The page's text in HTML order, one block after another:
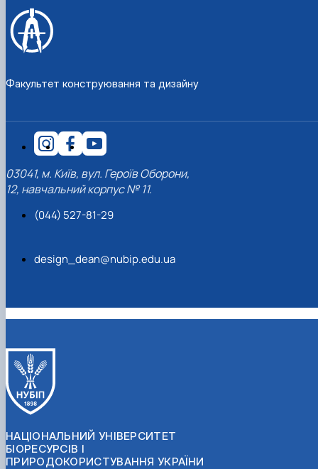
Факультет конструювання та дизайну
03041, м. Київ, вул. Героїв Оборони,
12, навчальний корпус № 11.
(044) 527-81-29
design_dean@nubip.edu.ua
НАЦІОНАЛЬНИЙ УНІВЕРСИТЕТ
БІОРЕСУРСІВ І
ПРИРОДОКОРИСТУВАННЯ УКРАЇНИ